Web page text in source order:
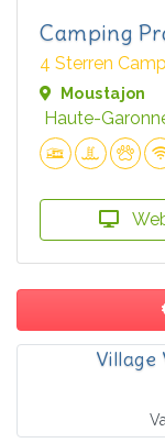
Camping
4 Sterren
Moustajon
Haute-
Village